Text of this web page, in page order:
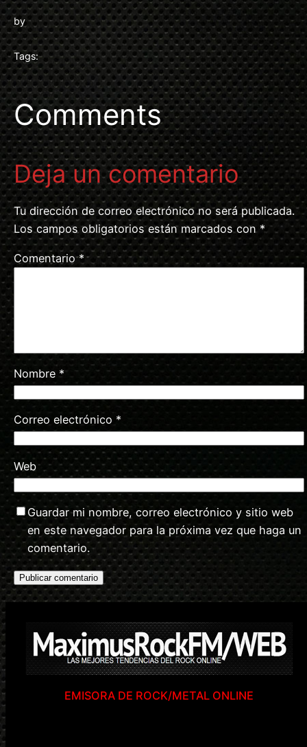
by
Tags:
Comments
Deja un comentario
Tu dirección de correo electrónico no será publicada.
Los campos obligatorios están marcados con *
Comentario*
Nombre *
Correo electrónico *
Web
Guardar mi nombre, correo electrónico y sitio web
en este navegador para la próxima vez que haga un
comentario.
EMISORA DE ROCK/METAL ONLINE